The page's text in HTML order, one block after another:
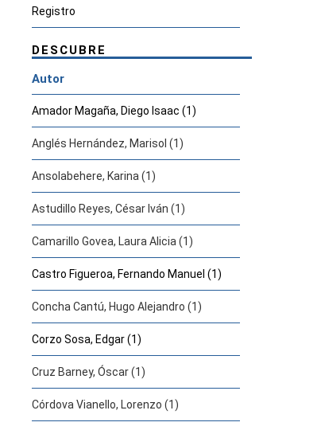
Registro
DESCUBRE
Autor
Amador Magaña, Diego Isaac (1)
Anglés Hernández, Marisol (1)
Ansolabehere, Karina (1)
Astudillo Reyes, César Iván (1)
Camarillo Govea, Laura Alicia (1)
Castro Figueroa, Fernando Manuel (1)
Concha Cantú, Hugo Alejandro (1)
Corzo Sosa, Edgar (1)
Cruz Barney, Óscar (1)
Córdova Vianello, Lorenzo (1)